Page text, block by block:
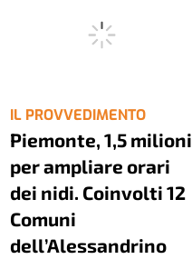
IL PROVVEDIMENTO
Piemonte, 1,5 milioni
per ampliare orari
dei nidi. Coinvolti 12
Comuni
dell’Alessandrino